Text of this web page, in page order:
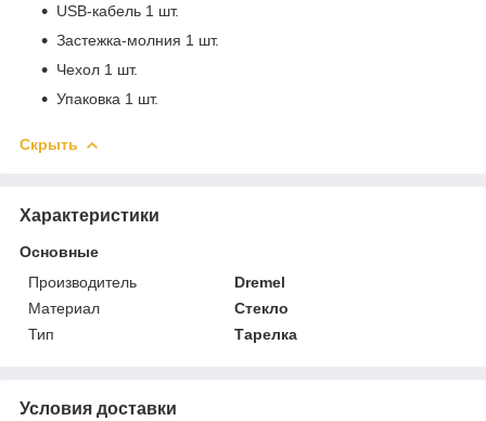
USB-кабель 1 шт.
Застежка-молния 1 шт.
Чехол 1 шт.
Упаковка 1 шт.​
Скрыть
Характеристики
Основные
Производитель
Dremel
Материал
Стекло
Тип
Тарелка
Условия доставки